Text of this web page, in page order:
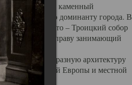
каменный
доминанту города. В
Свято – Троицкий собор
по праву занимающий
и своеобразную архитектуру
Западной Европы и местной